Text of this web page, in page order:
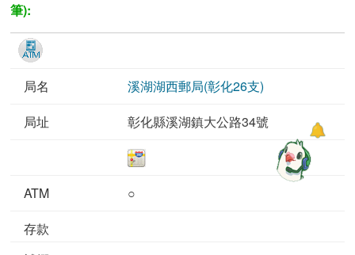
筆):
溪湖湖西郵局(彰化26支)
彰化縣溪湖鎮大公路34號
○